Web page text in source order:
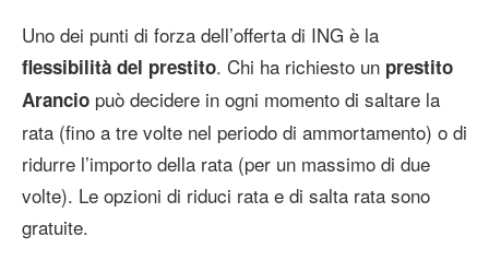
Uno dei punti di forza dell’offerta di ING è la
flessibilità del prestito. Chi ha richiesto un prestito
Arancio può decidere in ogni momento di saltare la
rata (fino a tre volte nel periodo di ammortamento) o di
ridurre l’importo della rata (per un massimo di due
volte). Le opzioni di riduci rata e di salta rata sono
gratuite.